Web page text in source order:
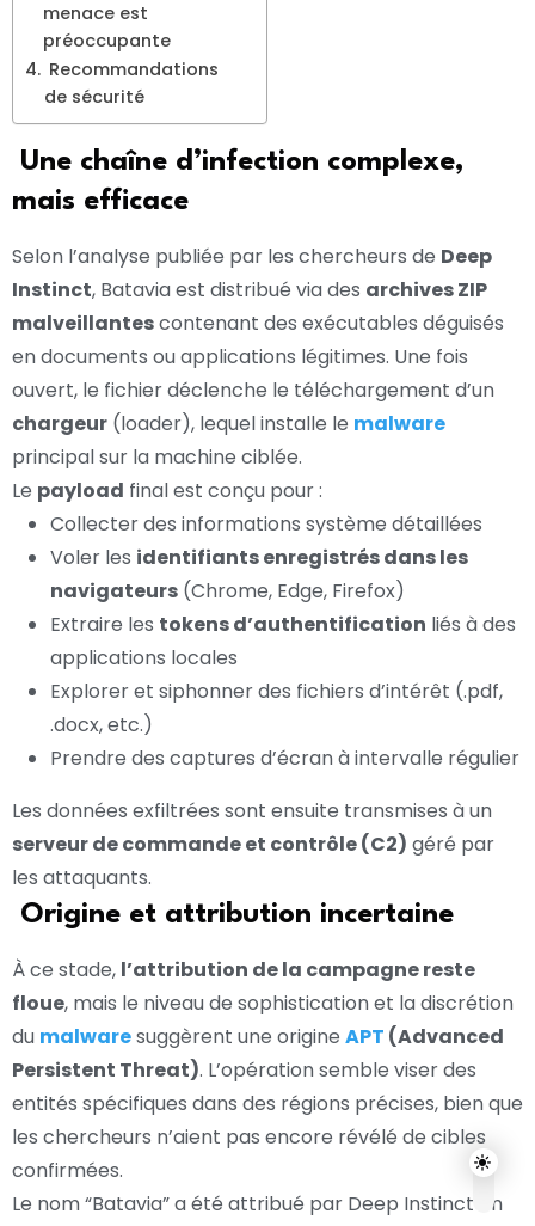
menace est
préoccupante
Recommandations
de sécurité
Une chaîne d’infection complexe,
mais efficace
Selon l’analyse publiée par les chercheurs de Deep
Instinct, Batavia est distribué via des archives ZIP
malveillantescontenant des exécutables déguisés
en documents ou applications légitimes. Une fois
ouvert, le fichier déclenche le téléchargement d’un
chargeur (loader), lequel installe le malware
principal sur la machine ciblée.
Le payload final est conçu pour :
Collecter des informations système détaillées
Voler les identifiants enregistrés dans les
navigateurs (Chrome, Edge, Firefox)
Extraire les tokens d’authentification liés à des
applications locales
Explorer et siphonner des fichiers d’intérêt (.pdf,
.docx, etc.)
Prendre des captures d’écran à intervalle régulier
Les données exfiltrées sont ensuite transmises à un
serveur de commande et contrôle (C2) géré par
les attaquants.
Origine et attribution incertaine
À ce stade, l’attribution de la campagne reste
floue, mais le niveau de sophistication et la discrétion
du malwaresuggèrent une origine APT (Advanced
Persistent Threat). L’opération semble viser des
entités spécifiques dans des régions précises, bien que
les chercheurs n’aient pas encore révélé de cibles
confirmées.
Le nom “Batavia” a été attribué par Deep Instinct en